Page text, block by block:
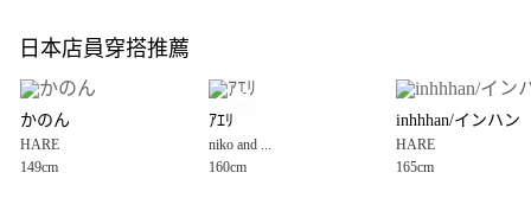
全盈+PAY
大哥付你分期
【大哥付你分期使用說明】
1.本服務由台灣大哥大提供，台灣大哥大用戶可立即使用無須另外申請。
2.付款方式選擇「大哥付你分期」，訂單成立後會自動跳轉到大哥付的交易
AFTEE先享後付
日本店員穿搭推薦
かのん
HARE
149cm
ｱｴﾘ
niko and ...
160cm
inhhhan/インハン
HARE
165cm